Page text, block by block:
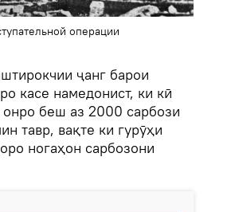
операции
ҷанг барои
касе намедонист, ки кӣ
онро беш аз 2000 сарбози
тавр, вақте ки гурӯҳи
ногаҳон сарбозони